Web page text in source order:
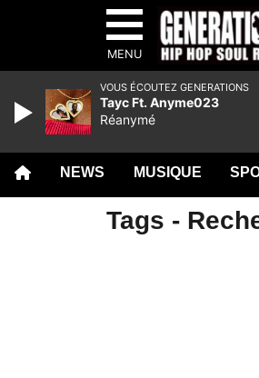
MENU
NEWS MUSIQUE
Tags -
VOUS ÉCOUTEZ GENERATIONS
Tayc Ft. Anyme023
Réanymé